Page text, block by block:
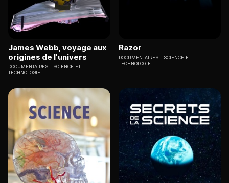
James Webb, voyage aux
origines de l'univers
DOCUMENTAIRES
SCIENCE ET
TECHNOLOGIE
Razor
DOCUMENTAIRES
SCIENCE ET
TECHNOLOGIE